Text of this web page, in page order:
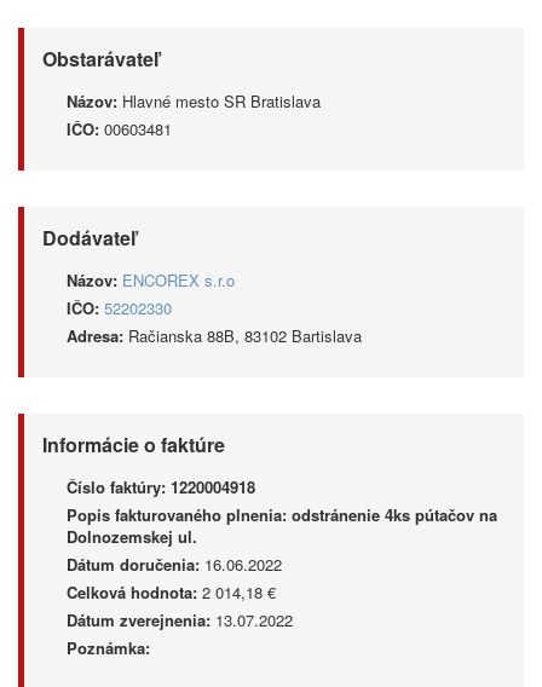
Obstarávateľ
Názov: Hlavné mesto SR Bratislava
IČO: 00603481
Dodávateľ
Názov: ENCOREX s.r.o
IČO: 52202330
Adresa: Račianska 88B, 83102 Bartislava
Informácie o faktúre
Číslo faktúry: 1220004918
Popis fakturovaného plnenia: odstránenie 4ks pútačov na
Dolnozemskej ul.
Dátum doručenia: 16.06.2022
Celková hodnota: 2 014,18 €
Dátum zverejnenia: 13.07.2022
Poznámka: